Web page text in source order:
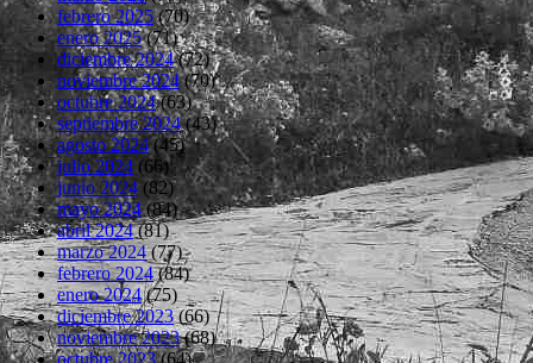
febrero 2025(70)
enero 2025(71)
diciembre 2024(72)
noviembre 2024(70)
octubre 2024(63)
septiembre 2024(43)
agosto 2024(45)
julio 2024 (66)
junio 2024 (82)
mayo 2024(84)
abril 2024(81)
marzo 2024(77)
febrero 2024(84)
enero 2024(75)
diciembre 2023(66)
noviembre 2023(68)
octubre 2023(64)